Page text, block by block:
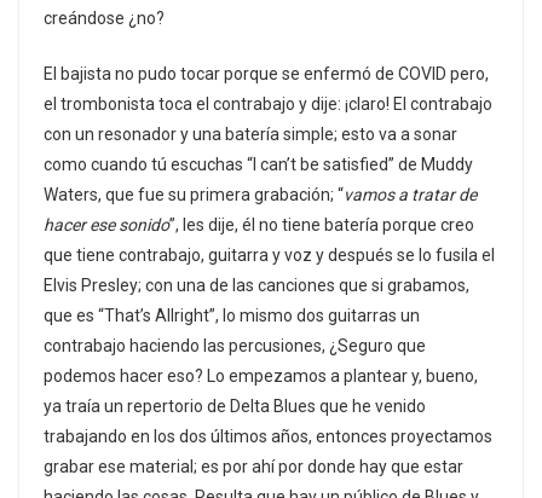
creándose ¿no?
El bajista no pudo tocar porque se enfermó de COVID pero,
el trombonista toca el contrabajo y dije: ¡claro! El contrabajo
con un resonador y una batería simple; esto va a sonar
como cuando tú escuchas “I can’t be satisfied” de Muddy
Waters, que fue su primera grabación; “vamos a tratar de
hacer ese sonido”, les dije, él no tiene batería porque creo
que tiene contrabajo, guitarra y voz y después se lo fusila el
Elvis Presley; con una de las canciones que si grabamos,
que es “That’s Allright”, lo mismo dos guitarras un
contrabajo haciendo las percusiones, ¿Seguro que
podemos hacer eso? Lo empezamos a plantear y, bueno,
ya traía un repertorio de Delta Blues que he venido
trabajando en los dos últimos años, entonces proyectamos
grabar ese material; es por ahí por donde hay que estar